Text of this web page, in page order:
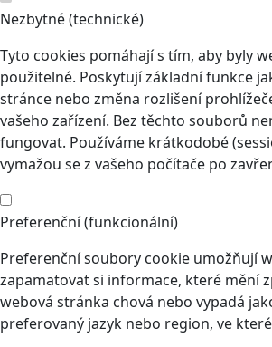
Nezbytné (technické)
Tyto cookies pomáhají s tím, aby byly
použitelné. Poskytují základní funkce
stránce nebo změna rozlišení
vašeho zařízení. Bez těchto souborů
fungovat. Používáme krátkodobé
vymažou se z vašeho počítače po
Preferenční (funkcionální)
Preferenční soubory cookie umožňují
zapamatovat si informace, které mění
webová stránka chová nebo vypadá
preferovaný jazyk nebo region, ve